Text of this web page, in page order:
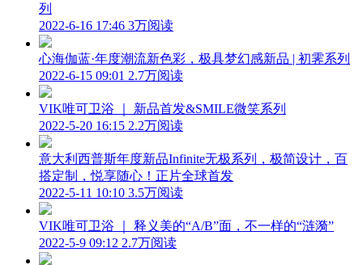
列
2022-6-16 17:46 3万阅读
心海伽蓝·年度潮流新色彩，极具梦幻感新品 | 初霁系列
2022-6-15 09:01 2.7万阅读
VIK唯可卫浴 ｜ 新品首发&SMILE微笑系列
2022-5-20 16:15 2.2万阅读
意大利西普斯年度新品Infinite无极系列，极简设计，百
搭定制，悦享随心！正片全球首发
2022-5-11 10:10 3.5万阅读
VIK唯可卫浴 ｜ 释义美的“A/B”面，不一样的“涟漪”
2022-5-9 09:12 2.7万阅读